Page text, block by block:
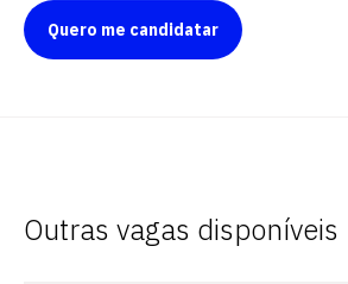
Quero me candidatar
Outras vagas disponíveis